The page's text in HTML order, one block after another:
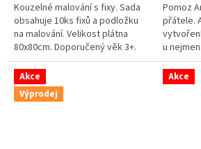
Kouzelné malování s fixy. Sada
obsahuje 10ks fixů a podložku
na malování. Velikost plátna
80x80cm. Doporučený věk 3+.
Pomoz
přátele.
u
levou a
Akce
Výprodej
Akce